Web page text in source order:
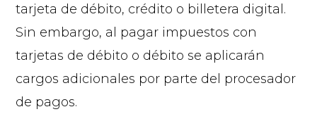
tarjeta de débito, crédito o billetera digital.
Sin embargo, al pagar impuestos con
tarjetas de débito o débito se aplicarán
cargos adicionales por parte del procesador
de pagos.